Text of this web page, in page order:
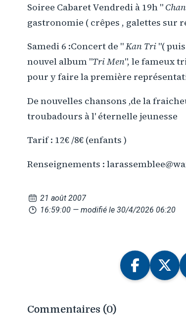
Soiree Cabaret Vendredi à 19h "
gastronomie ( crêpes , galettes sur
Samedi 6 :Concert de "Kan Tri "(
nouvel album "Tri Men", le fameux
pour y faire la première
De nouvelles chansons ,de la
troubadours à l' éternelle jeunesse
Tarif : 12€ /8€ (enfants )
Renseignements :
21 août 2007
16:59:00 — modifié le 30/4/2026 06:20
Commentaires (0)